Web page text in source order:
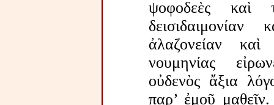
ψοφοδεὲς καὶ
ἀλαζονείαν
νουμηνίας
οὐδενὸς ἄξια
παρ’ ἐμοῦ